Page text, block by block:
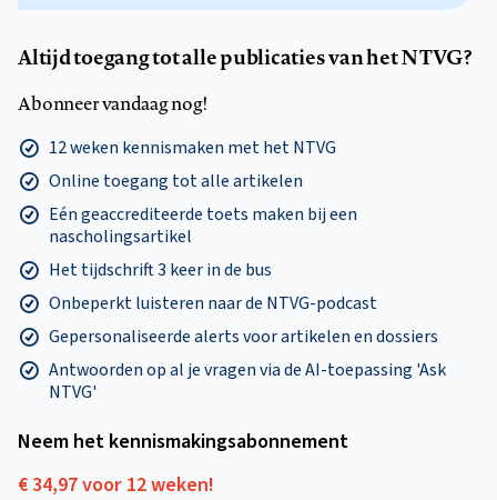
Altijd toegang tot alle publicaties van het NTVG?
Abonneer vandaag nog!
12 weken kennismaken met het NTVG
Online toegang tot alle artikelen
Eén geaccrediteerde toets maken bij een
nascholingsartikel
Het tijdschrift 3 keer in de bus
Onbeperkt luisteren naar de NTVG-podcast
Gepersonaliseerde alerts voor artikelen en dossiers
Antwoorden op al je vragen via de AI-toepassing 'Ask
NTVG'
Neem het kennismakings­abonnement
€ 34,97 voor 12 weken!